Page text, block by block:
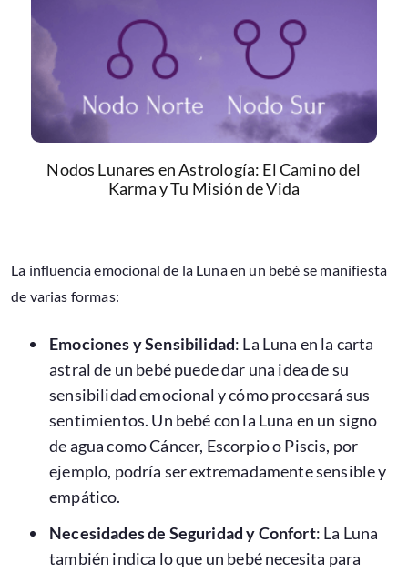
Nodos Lunares en Astrología: El Camino del
Karma y Tu Misión de Vida
La influencia emocional de la Luna en un bebé se manifiesta
de varias formas:
Emociones y Sensibilidad: La Luna en la carta
astral de un bebé puede dar una idea de su
sensibilidad emocional y cómo procesará sus
sentimientos. Un bebé con la Luna en un signo
de agua como Cáncer, Escorpio o Piscis, por
ejemplo, podría ser extremadamente sensible y
empático.
Necesidades de Seguridad y Confort: La Luna
también indica lo que un bebé necesita para